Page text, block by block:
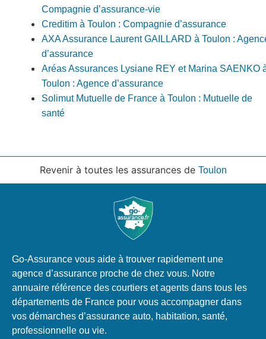
Compagnie d’assurance-vie
Creditim à Toulon : Compagnie d’assurance
AXA Assurance Laurent GAILLARD à Toulon :
d’assurance
Aréas Assurances Lysiane REY et Marina SAENKO
Toulon : Agence d’assurance
Solimut Mutuelle de France à Toulon : Mutuelle de
santé
Revenir à toutes les assurances de Toulon
Go-Assurance vous aide à trouver rapidement une
agence d’assurance proche de chez vous. Notre
annuaire référence des courtiers et agents dans tous les
départements de France pour vous accompagner dans
vos démarches d’assurance auto, habitation, santé,
professionnelle ou vie.